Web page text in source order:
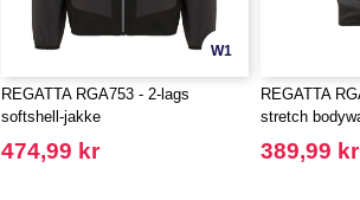
W1
REGATTA RGA753 - 2-lags
softshell-jakke
474,99 kr
REGATTA
stretch
389,99 kr